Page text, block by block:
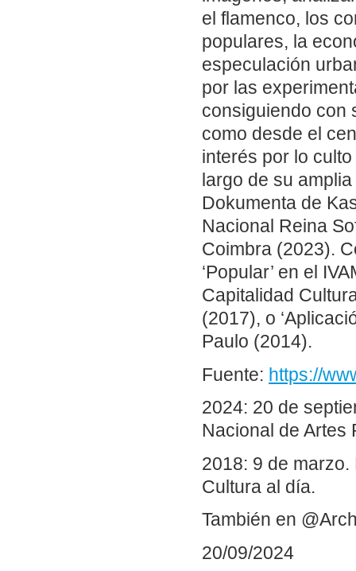
el flamenco, los
populares, la
especulación
por las
consiguiendo con
como desde el
interés por lo
largo de su
Dokumenta de
Nacional Reina
Coimbra (2023).
‘Popular’ en el
Capitalidad
(2017), o
Paulo (2014).
Fuente: https://
2024: 20 de
Nacional de Artes
2018: 9 de
Cultura al día.
También en
20/09/2024